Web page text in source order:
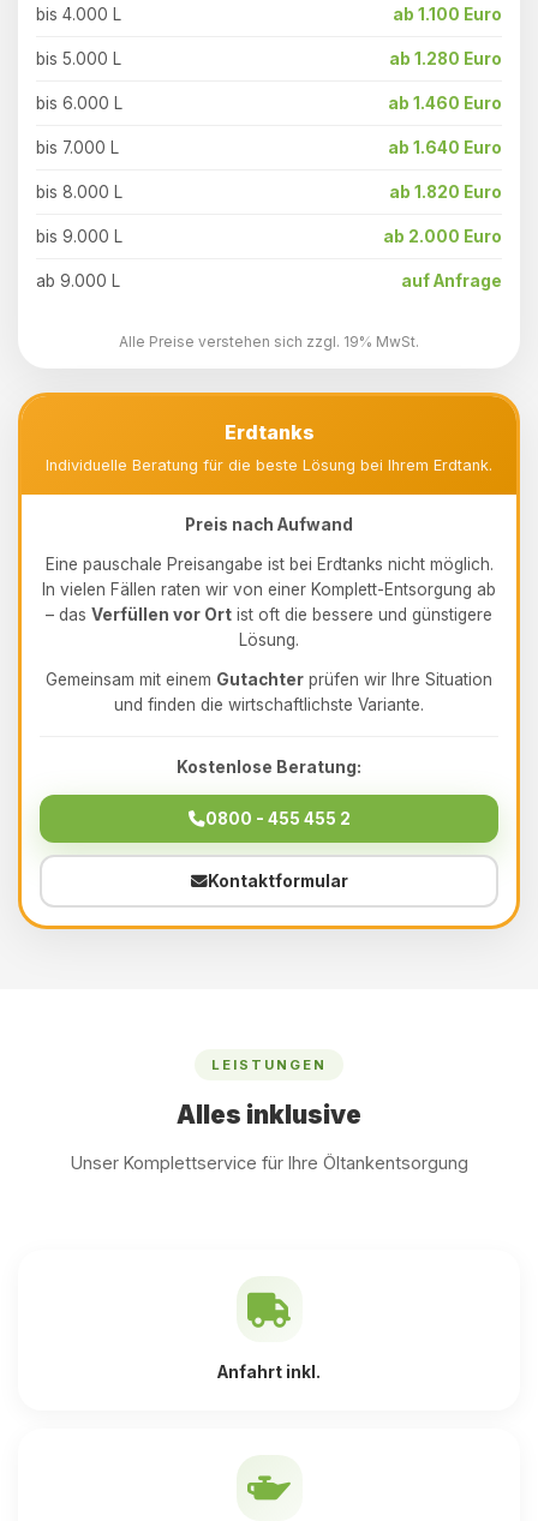
bis 4.000 L ab 1.100 Euro
bis 5.000 L ab 1.280 Euro
bis 6.000 L ab 1.460 Euro
bis 7.000 L ab 1.640 Euro
bis 8.000 L ab 1.820 Euro
bis 9.000 L ab 2.000 Euro
ab 9.000 L auf Anfrage
Alle Preise verstehen sich zzgl. 19% MwSt.
Erdtanks
Individuelle Beratung für die beste Lösung bei Ihrem Erdtank.
Preis nach Aufwand
Eine pauschale Preisangabe ist bei Erdtanks nicht möglich.
In vielen Fällen raten wir von einer Komplett-Entsorgung ab
– das Verfüllen vor Ort ist oft die bessere und günstigere
Lösung.
Gemeinsam mit einem Gutachter prüfen wir Ihre Situation
und finden die wirtschaftlichste Variante.
Kostenlose Beratung:
0800 - 455 455 2
Kontaktformular
LEISTUNGEN
Alles inklusive
Unser Komplettservice für Ihre Öltankentsorgung
Anfahrt inkl.